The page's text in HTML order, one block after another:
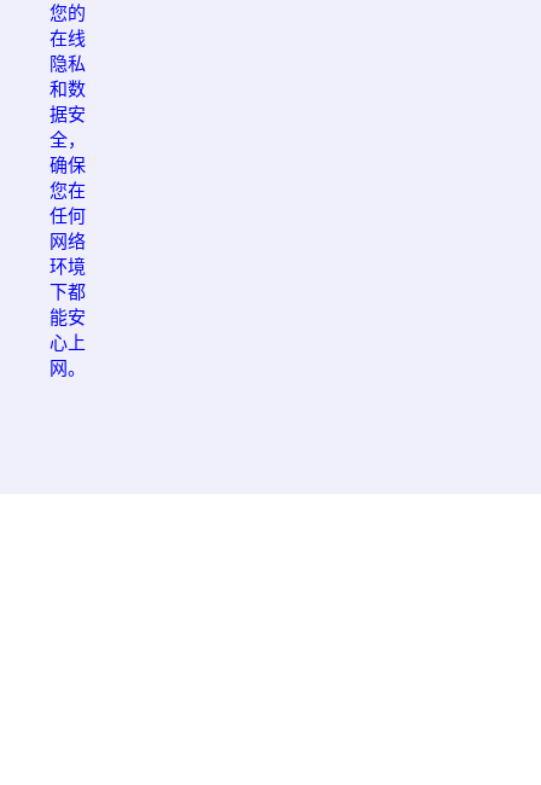
您的
在线
隐私
和数
据安
全，
确保
您在
任何
网络
环境
下都
能安
心上
网。